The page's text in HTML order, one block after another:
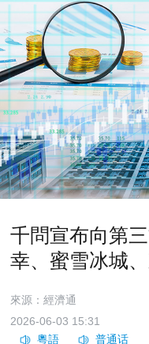
千問宣布向第
幸、蜜雪冰城
來源：經濟通
2026-06-03 15:31